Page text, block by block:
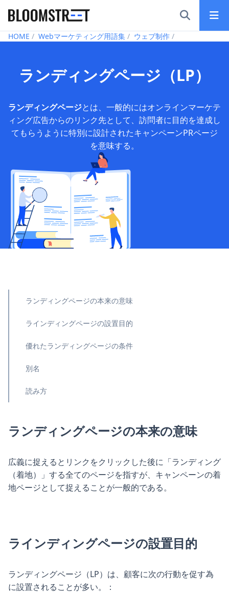
Bloomstreet – Digital Marketing Agency in Tokyo
HOME Webマーケティング用語集 ウェブ制作
ランディングページ（LP）
ランディングページとは、一般的にはオンラインマーケテ
ィング広告からのリンク先として、訪問者に目的を達成し
てもらうように特別に設計されたキャンペーンPRページ
を意味する。
ランディングページの本来の意味
ラインディングページの設置目的
優れたランディングページの条件
別名
読み方
ランディングページの本来の意味
広義に捉えるとリンクをクリックした後に「ランディング
（着地）」する全てのページを指すが、キャンペーンの着
地ページとして捉えることが一般的である。
ラインディングページの設置目的
ランディングページ（LP）は、顧客に次の行動を促す為
に設置されることが多い。：